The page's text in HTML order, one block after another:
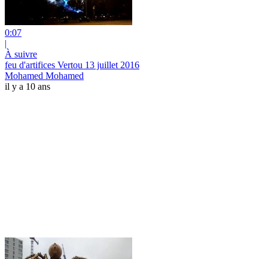
0:07
|
À suivre
feu d'artifices Vertou 13 juillet 2016
Mohamed Mohamed
il y a 10 ans